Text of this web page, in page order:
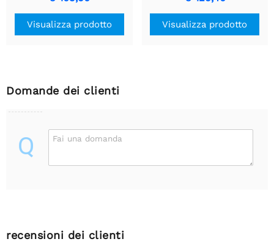
3,6 V, 2 A/fase
Visualizza prodotto
4,5 V, 2 A/fase
Visualizza prodotto
Domande dei clienti
Q Fai una domanda
recensioni dei clienti